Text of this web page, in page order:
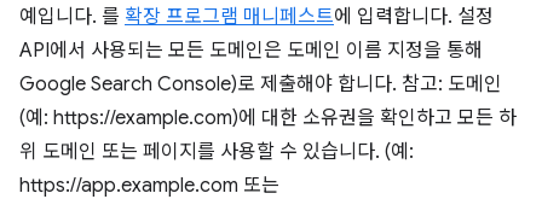
예입니다. 를 확장 프로그램 매니페스트에 입력합니다. 설정
API에서 사용되는 모든 도메인은 도메인 이름 지정을 통해
Google Search Console)로 제출해야 합니다. 참고: 도메인
(예: https://example.com)에 대한 소유권을 확인하고 모든 하
위 도메인 또는 페이지를 사용할 수 있습니다. (예:
https://app.example.com 또는